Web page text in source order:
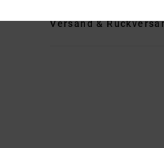
Versand &